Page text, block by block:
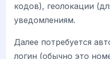
кодов), геолокации
уведомлениям.
Далее потребуется
логин (обычно это